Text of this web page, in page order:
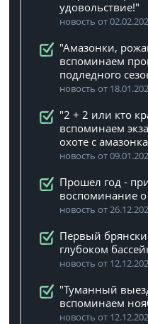
удовольствие!"
новость от
"Амазонки,
вспоминаем
подледного
новость от
"2 + 2 или кто
вспоминаем
охоте с
новость от
Прошел год -
воспоминание о
новость от
Первый
глубоком
новость от
"Туманный
вспоминаем
новость от